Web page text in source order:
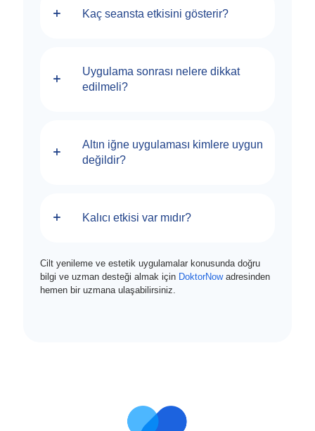
Kaç seansta etkisini gösterir?
Uygulama sonrası nelere dikkat
edilmeli?
Altın iğne uygulaması kimlere uygun
değildir?
Kalıcı etkisi var mıdır?
Cilt yenileme ve estetik uygulamalar konusunda doğru
bilgi ve uzman desteği almak için DoktorNowadresinden
hemen bir uzmana ulaşabilirsiniz.